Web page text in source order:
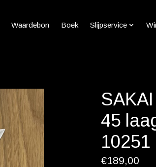
Waardebon Boek Slijpservice
45
10251
€189,00